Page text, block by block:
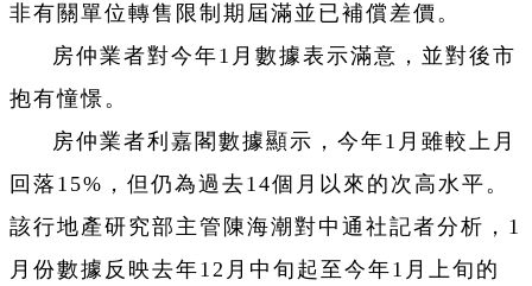
非有關單位轉售限制期屆滿並已補償差價。
房仲業者對今年1月數據表示滿意，並對後市
抱有憧憬。
房仲業者利嘉閣數據顯示，今年1月雖較上月
回落15%，但仍為過去14個月以來的次高水平。
該行地產研究部主管陳海潮對中通社記者分析，1
月份數據反映去年12月中旬起至今年1月上旬的